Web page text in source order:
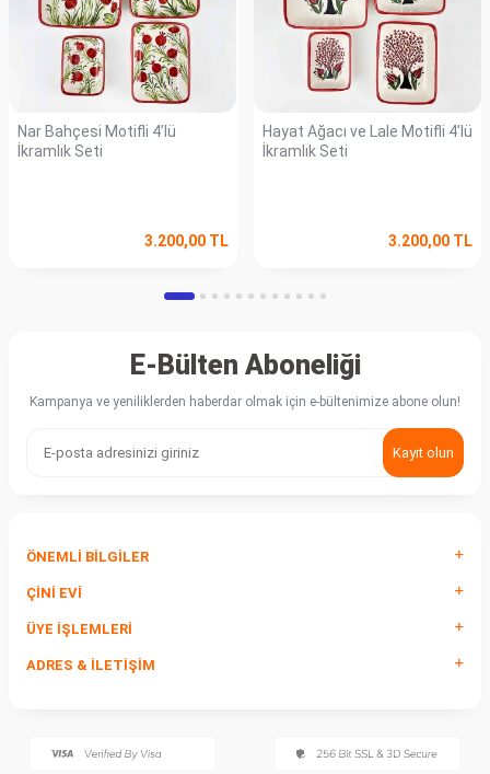
Nar Bahçesi Motifli 4’lü
İkramlık Seti
3.200,00TL
Hayat Ağacı ve Lale Motifli 4’lü
İkramlık Seti
3.200,00 TL
E-Bülten Aboneliği
Kampanya ve yeniliklerden haberdar olmak için e-bültenimize abone olun!
Kayıt olun
ÖNEMLI BILGILER
ÇINI EVI
ÜYE İŞLEMLERI
ADRES & İLETIŞIM